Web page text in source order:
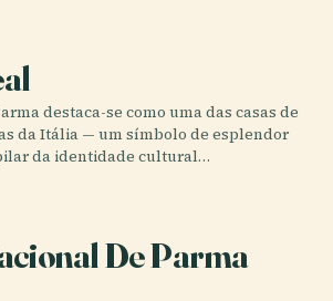
destaca-se como uma das casas de
da Itália — um símbolo de esplendor
da identidade cultural…
De Parma